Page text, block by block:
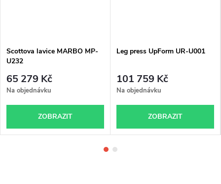
Scottova lavice MARBO MP-
U232
65 279 Kč
Na objednávku
ZOBRAZIT
Leg press UpForm UR-U001
101 759 Kč
Na objednávku
ZOBRAZIT